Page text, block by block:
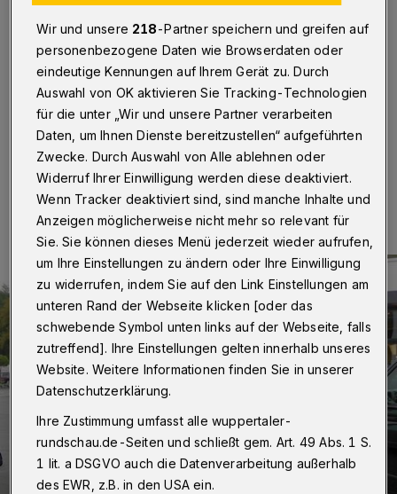
Wuppertal·Seit Jahren betreut der Caritasverband mit
seinem Kinder- und Jugendhospizdienst Bergisch Land
eine Wuppertaler Familie mit zwei Töchtern, von denen
eine schwerstmehrfach behindert ist.
20.11.2017 , 15:10 Uhr Eine Minute Lesezeit
Wir und unsere 218-Partner speichern und greifen auf
personenbezogene Daten wie Browserdaten oder
eindeutige Kennungen auf Ihrem Gerät zu. Durch
Auswahl von OK aktivieren Sie Tracking-Technologien
für die unter „Wir und unsere Partner verarbeiten
Daten, um Ihnen Dienste bereitzustellen“ aufgeführten
Zwecke. Durch Auswahl von Alle ablehnen oder
Widerruf Ihrer Einwilligung werden diese deaktiviert.
Wenn Tracker deaktiviert sind, sind manche Inhalte und
Anzeigen möglicherweise nicht mehr so relevant für
Sie. Sie können dieses Menü jederzeit wieder aufrufen,
um Ihre Einstellungen zu ändern oder Ihre Einwilligung
zu widerrufen, indem Sie auf den Link Einstellungen am
unteren Rand der Webseite klicken [oder das
schwebende Symbol unten links auf der Webseite, falls
zutreffend]. Ihre Einstellungen gelten innerhalb unseres
Website. Weitere Informationen finden Sie in unserer
Datenschutzerklärung.
Ihre Zustimmung umfasst alle wuppertaler-
rundschau.de-Seiten und schließt gem. Art. 49 Abs. 1 S.
1 lit. a DSGVO auch die Datenverarbeitung außerhalb
des EWR, z.B. in den USA ein.